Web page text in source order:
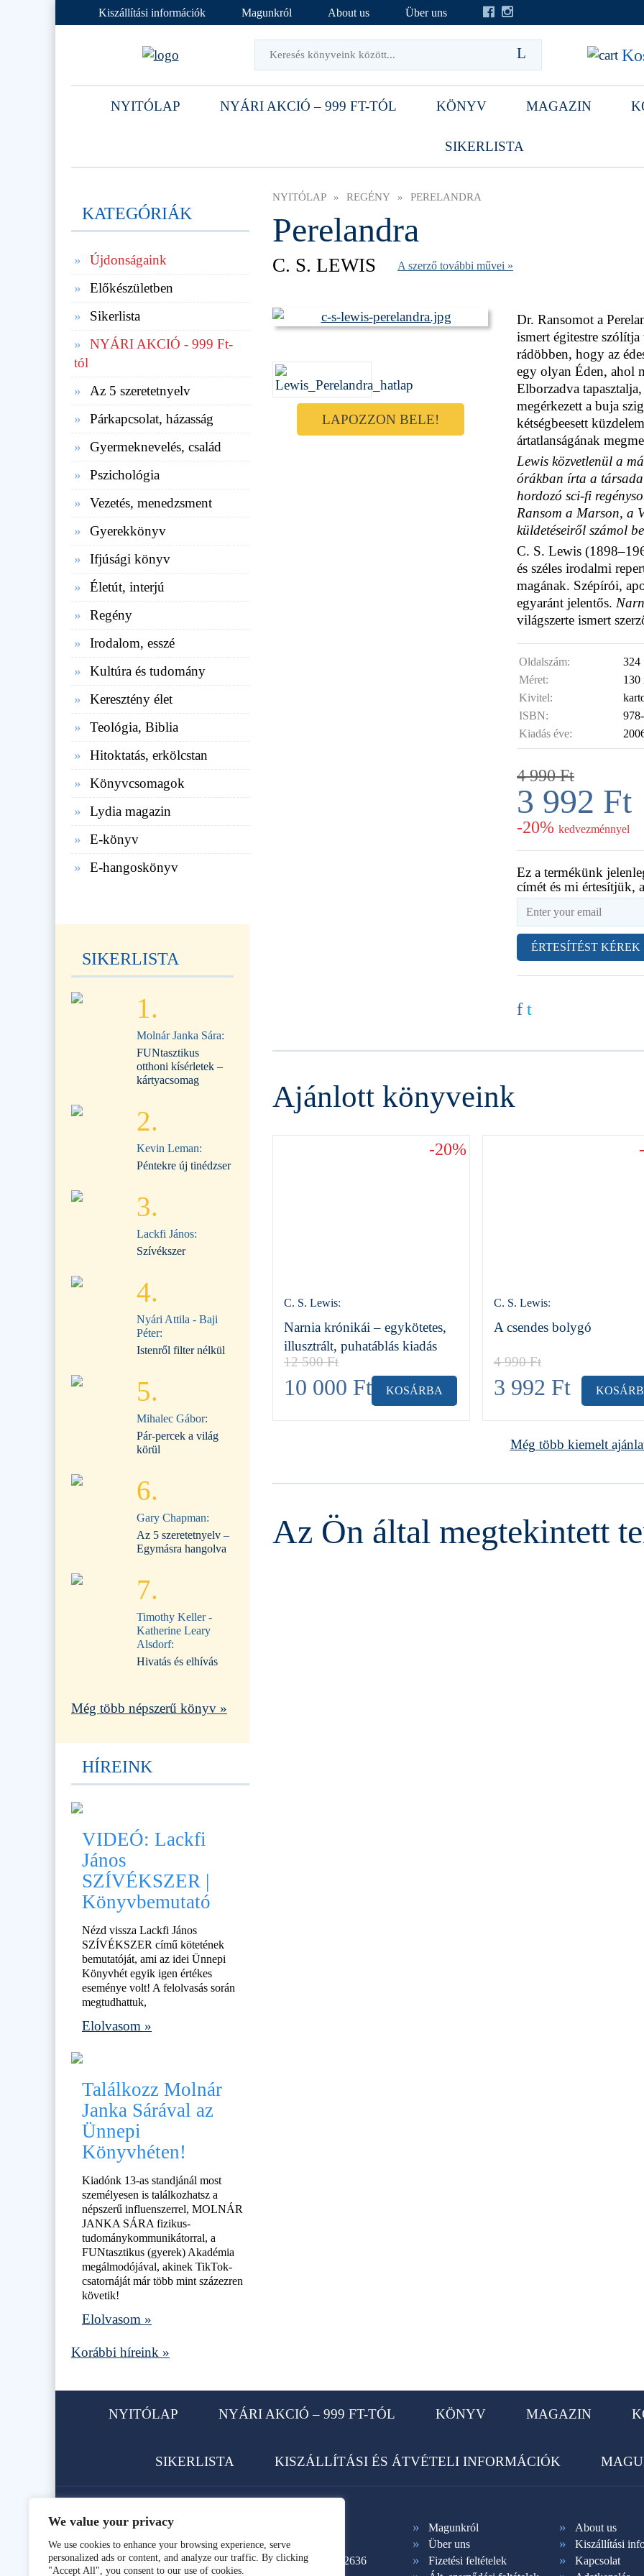
We value your privacy
We use cookies to enhance your browsing experience, serve
personalized ads or content, and analyze our traffic. By clicking
"Accept All", you consent to our use of cookies.
Kiszállítási információk Magunkról About us Über uns
NYITÓLAP NYÁRI AKCIÓ – 999 FT-TÓL KÖNYV MAGAZIN
SIKERLISTA
NYITÓLAP » REGÉNY » PERELANDRA
Perelandra
C. S. LEWIS A szerző további művei »
LAPOZZON BELE!
Dr. Ransomot a
ismert égitestre
rádöbben, hogy az
egy olyan Éden, ahol
Elborzadva
megérkezett a buja
kétségbeesett
ártatlanságának
Lewis közvetlenül a
órákban írta a
hordozó sci-fi
Ransom a Marson, a
küldetéseiről számol
C. S. Lewis
és széles irodalmi
magának. Szépírói,
egyaránt jelentős.
világszerte ismert
Oldalszám:
324
Méret:
130
Kivitel:
ISBN:
Kiadás éve:
4 990Ft
3 992 Ft
-20% kedvezménnyel
Ez a termékünk
címét és mi értesítjük,
ÉRTESÍTÉST KÉREK
f t
Ajánlott könyveink
-20%
C. S. Lewis:
Narnia krónikái – egykötetes,
illusztrált, puhatáblás kiadás
12 500Ft
10 000 Ft KOSÁRBA
C. S. Lewis:
A csendes bolygó
4 990Ft
3 992 Ft
Még több kiemelt
Az Ön által megtekintett
KATEGÓRIÁK
Újdonságaink
Előkészületben
Sikerlista
NYÁRI AKCIÓ - 999 Ft-
tól
Az 5 szeretetnyelv
Párkapcsolat, házasság
Gyermeknevelés, család
Pszichológia
Vezetés, menedzsment
Gyerekkönyv
Ifjúsági könyv
Életút, interjú
Regény
Irodalom, esszé
Kultúra és tudomány
Keresztény élet
Teológia, Biblia
Hitoktatás, erkölcstan
Könyvcsomagok
Lydia magazin
E-könyv
E-hangoskönyv
SIKERLISTA
1.
Molnár Janka Sára:
FUNtasztikus
otthoni kísérletek –
kártyacsomag
2.
Kevin Leman:
Péntekre új tinédzser
3.
Lackfi János:
Szívékszer
4.
Nyári Attila - Baji
Péter:
Istenről filter nélkül
5.
Mihalec Gábor:
Pár-percek a világ
körül
6.
Gary Chapman:
Az 5 szeretetnyelv –
Egymásra hangolva
7.
Timothy Keller -
Katherine Leary
Alsdorf:
Hivatás és elhívás
Még több népszerű könyv »
HÍREINK
VIDEÓ: Lackfi
János
SZÍVÉKSZER |
Könyvbemutató
Nézd vissza Lackfi János
SZÍVÉKSZER című kötetének
bemutatóját, ami az idei Ünnepi
Könyvhét egyik igen értékes
eseménye volt! A felolvasás során
megtudhattuk,
Elolvasom »
Találkozz Molnár
Janka Sárával az
Ünnepi
Könyvhéten!
Kiadónk 13-as standjánál most
személyesen is találkozhatsz a
népszerű influenszerrel, MOLNÁR
JANKA SÁRA fizikus-
tudománykommunikátorral, a
FUNtasztikus (gyerek) Akadémia
megálmodójával, akinek TikTok-
csatornáját már több mint százezren
követik!
Elolvasom »
Korábbi híreink »
NYITÓLAP NYÁRI AKCIÓ – 999 FT-TÓL KÖNYV MAGAZIN
SIKERLISTA KISZÁLLÍTÁSI ÉS ÁTVÉTELI INFORMÁCIÓK
1113 Budapest, Karolina út 62.
Telefon: +36 1 466-9896, +36 1 365-2636
Magunkról
About us
Über uns
Kiszállítási
Fizetési feltételek
Kapcsolat